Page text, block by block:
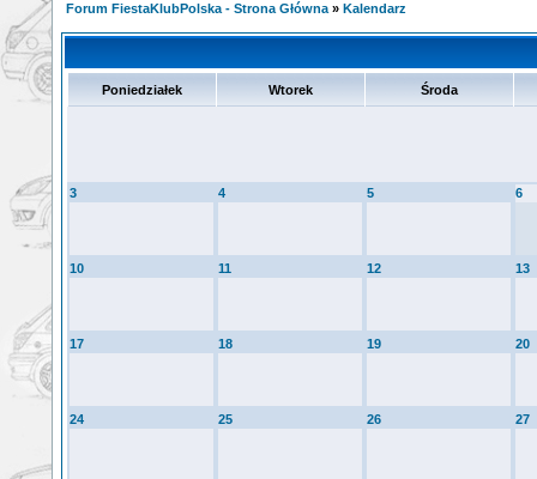
Forum FiestaKlubPolska - Strona Główna » Kalendarz
Poniedziałek Wtorek Środa
3 4 5 6
10 11 12 13
17 18 19 20
24 25 26 27